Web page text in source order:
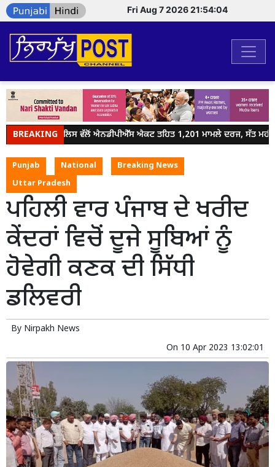
Fri Aug 7 2026 21:54:04
BREAKING
ਜਲੰਧਰ ਪੁਲਿਸ ਵੱਲੋਂ ਐਨਡੀਪੀਐੱਸ ਐਕਟ ਤਹਿਤ 1,201 ਮਾਮਲੇ ਦਰਜ, ਸੱਤ
Punjab National
Breaking News
Uttar Pradesh
ਪਹਿਲੀ ਵਾਰ ਪੰਜਾਬ ਦੇ ਖਰੀਦ
ਕੇਂਦਰਾਂ ਵਿਚੋਂ ਦੂਜੇ ਸੂਬਿਆਂ ਨੂੰ
ਹੋਵੇਗੀ ਕਣਕ ਦੀ ਸਿੱਧੀ
ਡਲਿਵਰੀ
By Nirpakh News
On 10 Apr 2023 13:02:01